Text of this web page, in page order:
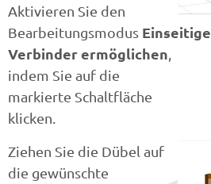
Aktivieren Sie den
Bearbeitungsmodus Einseitige
Verbinder ermöglichen,
indem Sie auf die
markierte Schaltfläche
klicken.
Ziehen Sie die Dübel auf
die gewünschte